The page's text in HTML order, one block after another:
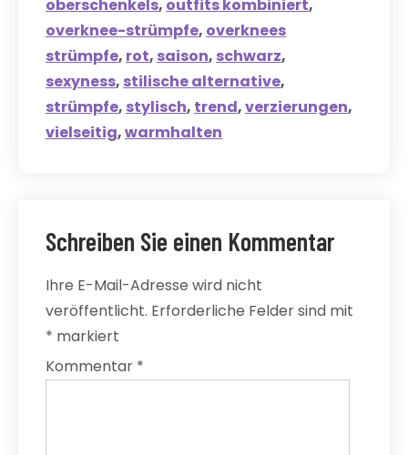
oberschenkels, outfits kombiniert,
overknee-strümpfe, overknees
strümpfe, rot, saison, schwarz,
sexyness, stilische alternative,
strümpfe, stylisch, trend,verzierungen,
vielseitig,warmhalten
Schreiben Sie einen Kommentar
Ihre E-Mail-Adresse wird nicht
veröffentlicht. Erforderliche Felder sind mit
* markiert
Kommentar *